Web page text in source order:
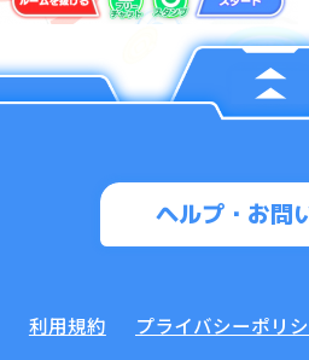
ヘルプ・お問
利用規約 プライバシーポリ